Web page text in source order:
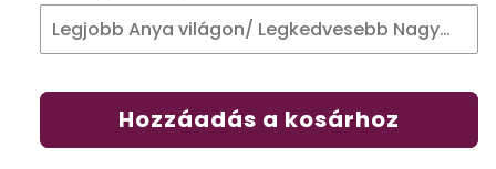
Hozzáadás a kosárhoz